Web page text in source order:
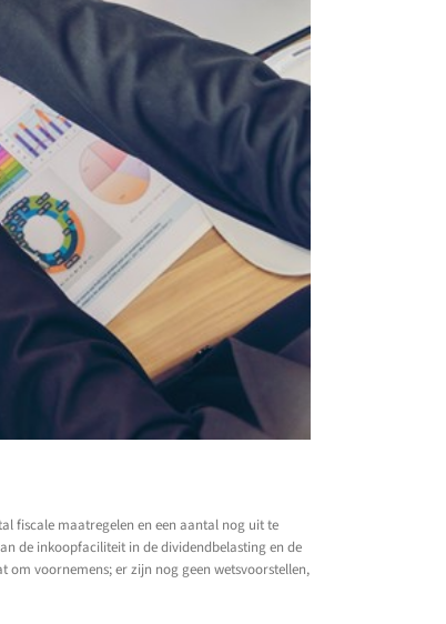
fiscale maatregelen en een aantal nog uit te
de inkoopfaciliteit in de dividendbelasting en de
voornemens; er zijn nog geen wetsvoorstellen,